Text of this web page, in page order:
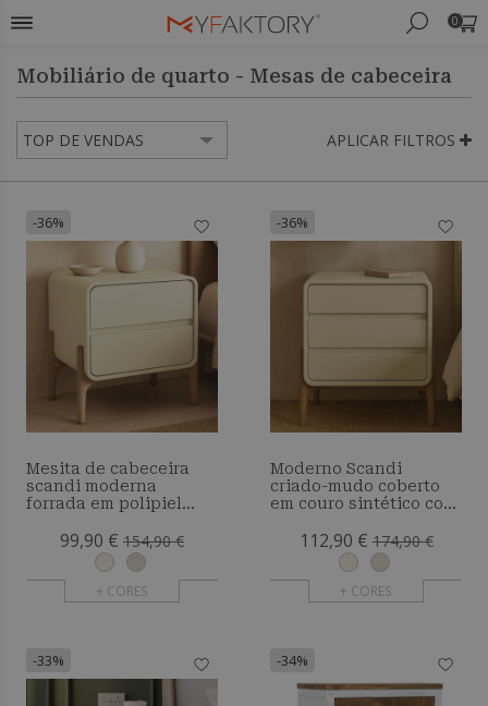
0
Mobiliário de quarto - Mesas de cabeceira
APLICAR FILTROS
-36%
Mesita de cabeceira
scandi moderna
forrada em polipiel
madeira natural - Barel
99,90 € 154,90 €
+ CORES
-36%
Moderno Scandi
criado-mudo coberto
em couro sintético com
madeira natural - Barel
112,90 € 174,90 €
+ CORES
-33% -34%